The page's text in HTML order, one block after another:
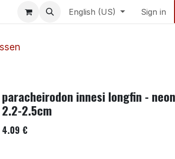
English (US) Sign in
paracheirodon innesi longfin -
2.2-2.5cm
4.09 €